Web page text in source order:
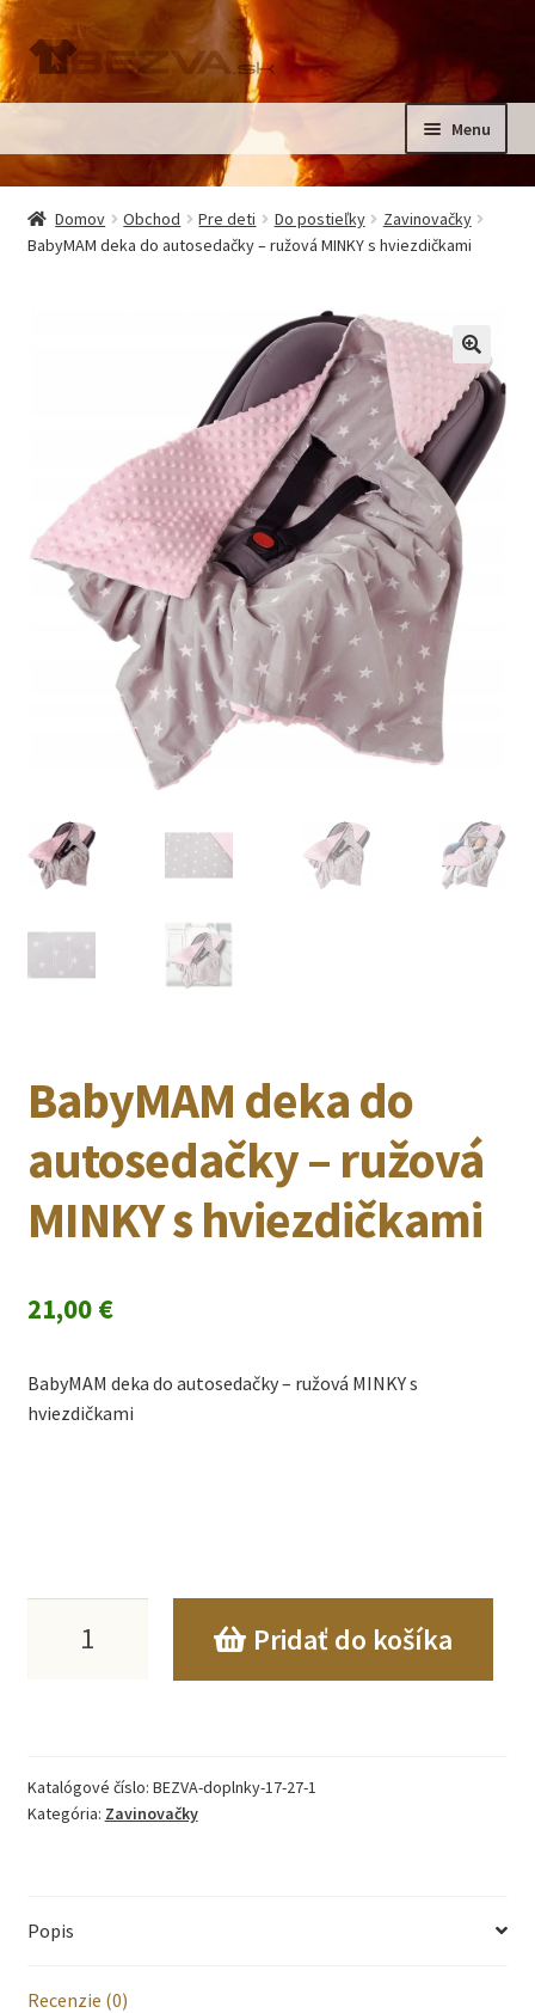
Preskočiť
na
navigáciu
Preskočiť
na
obsah
Menu
Domov
menu
Pre deti
Oblečenie na krst, slávnostné oblečenie
Domov Obchod Pre deti Do postieľky
Zavinovačky
BabyMAM deka do autosedačky – ružová MINKY s hviezdičkami
🔍
BabyMAM deka do
autosedačky – ružová
MINKY s hviezdičkami
21,00 €
BabyMAM deka do autosedačky – ružová MINKY s
hviezdičkami
množstvo
autosedačky
MINKY
Pridať do košíka
Katalógové číslo: BEZVA-doplnky-17-27-1
Kategória: Zavinovačky
Popis
Recenzie (0)